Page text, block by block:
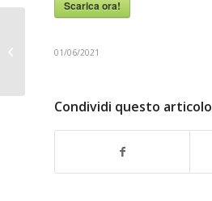
Scarica ora!
01/06/2021
Condividi questo articolo
C13.3 Studio FLA Mobilità elettrica